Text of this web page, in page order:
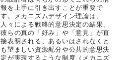
報を上手に引き出すことが重要で
す。メカニズムデザイン理論は、
人々による戦略的意思決定の結果、
彼らの真の「好み」や「意見」が直
接表明される、あるいはされなくと
も望ましい資源配分や公共的意思決
定が実現するような制度（メカニズ